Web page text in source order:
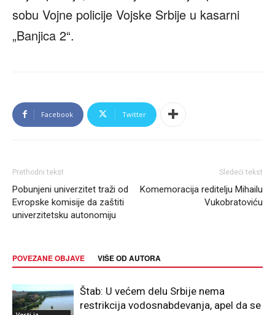
sobu Vojne policije Vojske Srbije u kasarni
„Banjica 2“.
Facebook Twitter
Prethodni tekst
Pobunjeni univerzitet traži od
Evropske komisije da zaštiti
univerzitetsku autonomiju
Sledeći tekst
Komemoracija reditelju Mihailu
Vukobratoviću
POVEZANE OBJAVE VIŠE OD AUTORA
Štab: U većem delu Srbije nema
restrikcija vodosnabdevanja, apel da se